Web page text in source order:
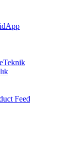
App
Teknik
Feed